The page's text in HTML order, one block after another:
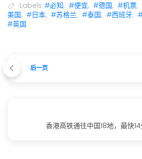
Labels #必知, #便宜, #德国, #机票,
美国, #日本, #苏格兰, #泰国, #西班牙,
#英国
后一页
香港高铁通往中国18地，最快14